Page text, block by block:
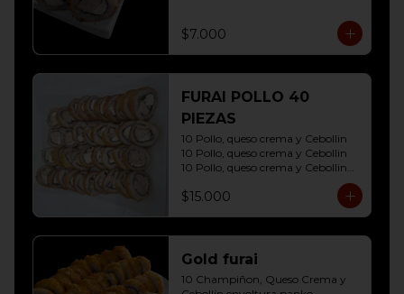
$7.000
FURAI POLLO 40
PIEZAS
10 Pollo, queso crema y Cebollin
10 Pollo, queso crema y Cebollin
10 Pollo, queso crema y Cebollin
10 Pollo, queso crema y Cebollin
$15.000
Gold furai
10 Champiñon, Queso Crema y